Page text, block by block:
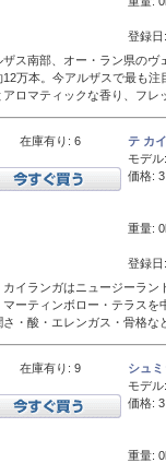
登録
ザス南部、オー・ラン県の
12万本。今アルザスで最も
アロマティックな香り、フレ
在庫有り: 6
テ カ
モデル:
価格:
重量:
登録
カイランガはニュージーラン
マーティンボロー・テラスを
さ・酸・エレンガス・骨格
在庫有り: 9
シュ
モデル:
価格:
重量: